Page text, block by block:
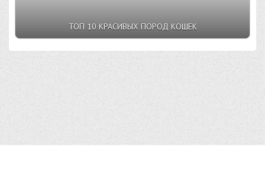
ТОП 10 КРАСИВЫХ ПОРОД КОШЕК